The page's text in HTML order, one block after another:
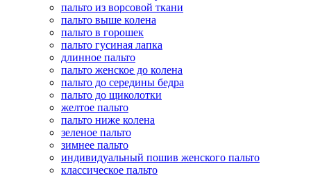
пальто из ворсовой ткани
пальто выше колена
пальто в горошек
пальто гусиная лапка
длинное пальто
пальто женское до колена
пальто до середины бедра
пальто до щиколотки
желтое пальто
пальто ниже колена
зеленое пальто
зимнее пальто
индивидуальный пошив женского пальто
классическое пальто